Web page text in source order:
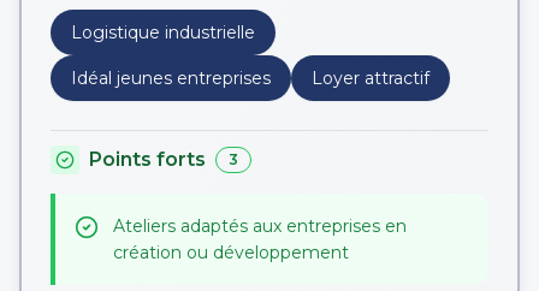
Logistique industrielle
Idéal jeunes entreprises Loyer attractif
Points forts 3
Ateliers adaptés aux entreprises en
création ou développement